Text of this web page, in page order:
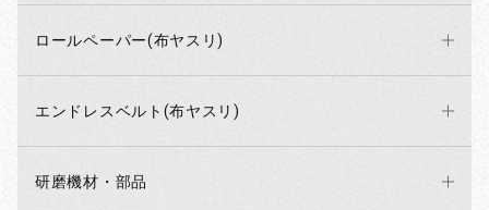
ロールペーパー(布ヤスリ)
エンドレスベルト(布ヤスリ)
研磨機材・部品